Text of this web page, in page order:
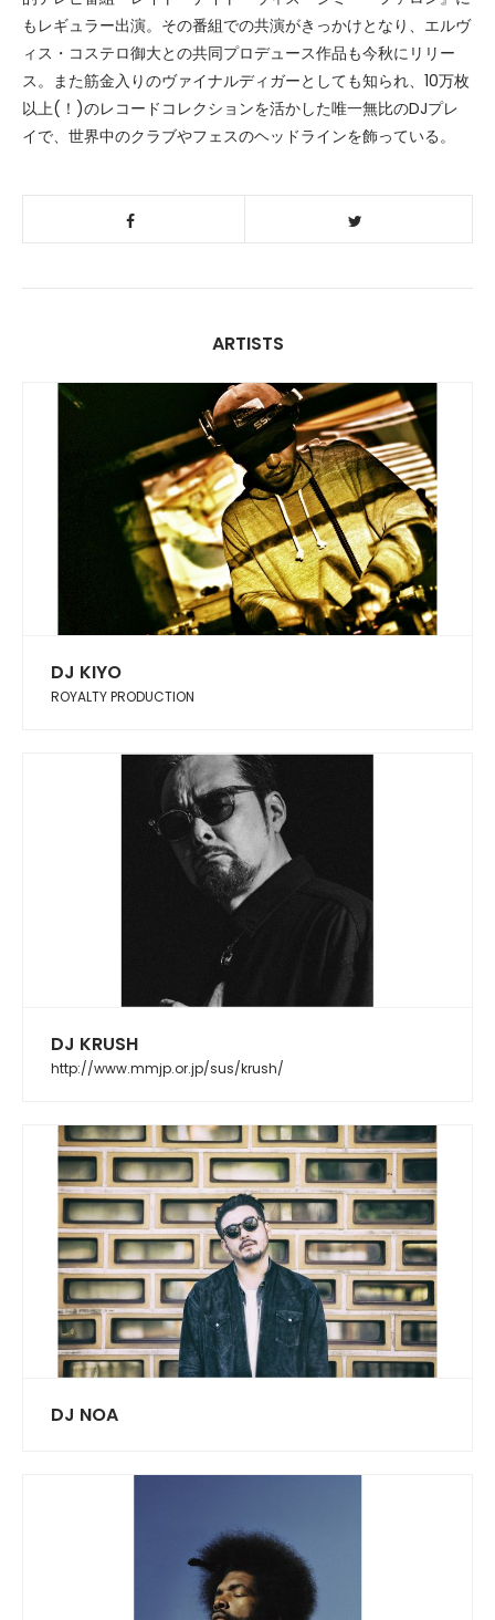
もレギュラー出演。その番組での共演がきっかけとなり、エルヴ
ィス・コステロ御大との共同プロデュース作品も今秋にリリー
ス。また筋金入りのヴァイナルディガーとしても知られ、10万枚
以上(！)のレコードコレクションを活かした唯一無比のDJプレ
イで、世界中のクラブやフェスのヘッドラインを飾っている。
ARTISTS
DJ KIYO
ROYALTY PRODUCTION
DJ KRUSH
http://www.mmjp.or.jp/sus/krush/
DJ NOA